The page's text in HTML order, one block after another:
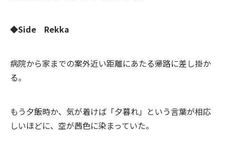
◆Side Rekka
病院から家までの案外近い距離にあたる帰路に差し掛か
る。
もう夕飯時か、気が着けば「夕暮れ」という言葉が相応
しいほどに、空が茜色に染まっていた。